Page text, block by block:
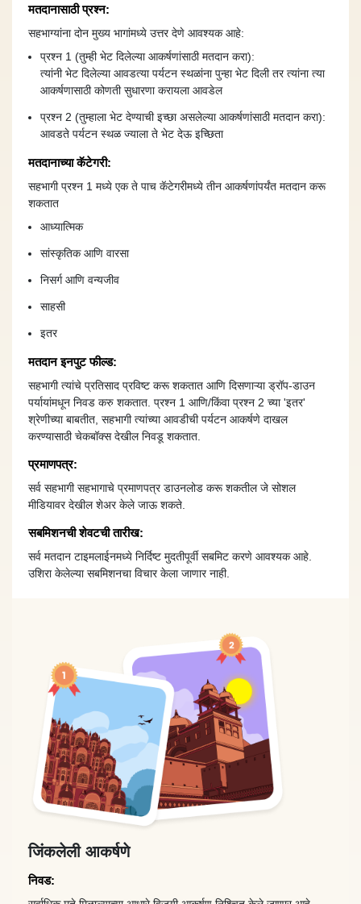
मतदानासाठी प्रश्न:
सहभाग्यांना दोन मुख्य भागांमध्ये उत्तर देणे आवश्यक आहे:
प्रश्न 1 (तुम्ही भेट दिलेल्या आकर्षणांसाठी मतदान करा):
त्यांनी भेट दिलेल्या आवडत्या पर्यटन स्थळांना पुन्हा भेट दिली तर त्यांना त्या
आकर्षणासाठी कोणती सुधारणा करायला आवडेल
प्रश्न 2 (तुम्हाला भेट देण्याची इच्छा असलेल्या आकर्षणांसाठी मतदान करा):
आवडते पर्यटन स्थळ ज्याला ते भेट देऊ इच्छिता
मतदानाच्या कॅटेगरी:
सहभागी प्रश्न 1 मध्ये एक ते पाच कॅटेगरीमध्ये तीन आकर्षणांपर्यंत मतदान करू
शकतात
आध्यात्मिक
सांस्कृतिक आणि वारसा
निसर्ग आणि वन्यजीव
साहसी
इतर
मतदान इनपुट फील्ड:
सहभागी त्यांचे प्रतिसाद प्रविष्ट करू शकतात आणि दिसणाऱ्या ड्रॉप-डाउन
पर्यायांमधून निवड करु शकतात. प्रश्न 1 आणि/किंवा प्रश्न 2 च्या 'इतर'
श्रेणीच्या बाबतीत, सहभागी त्यांच्या आवडीची पर्यटन आकर्षणे दाखल
करण्यासाठी चेकबॉक्स देखील निवडू शकतात.
प्रमाणपत्र:
सर्व सहभागी सहभागाचे प्रमाणपत्र डाउनलोड करू शकतील जे सोशल
मीडियावर देखील शेअर केले जाऊ शकते.
सबमिशनची शेवटची तारीख:
सर्व मतदान टाइमलाईनमध्ये निर्दिष्ट मुदतीपूर्वी सबमिट करणे आवश्यक आहे.
उशिरा केलेल्या सबमिशनचा विचार केला जाणार नाही.
जिंकलेली आकर्षणे
निवड: